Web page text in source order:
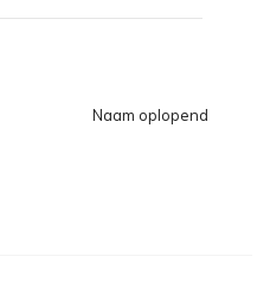
Naam oplopend